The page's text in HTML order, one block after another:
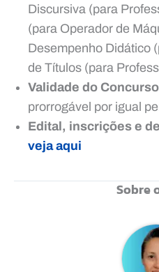
Discursiva (para
(para Operador de
Desempenho Didático
de Títulos (para
Validade do Concurso
prorrogável por igual
Edital, inscrições e
veja aqui
Sobre